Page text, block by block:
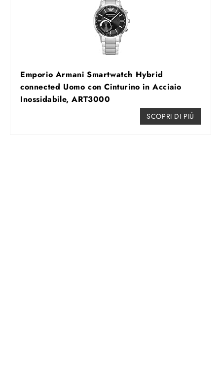
Emporio Armani Smartwatch Hybrid
connected Uomo con Cinturino in Acciaio
Inossidabile, ART3000
SCOPRI DI PIÚ